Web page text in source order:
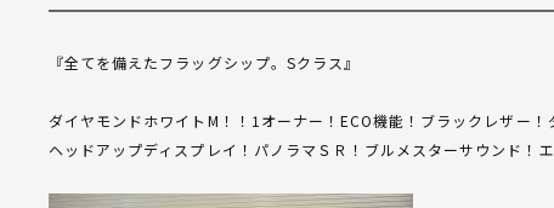
『全てを備えたフラッグシップ。Sクラス』
ダイヤモンドホワイトM！！1オーナー！ECO機能！ブラックレザー
ヘッドアップディスプレイ！パノラマＳＲ！ブルメスターサウンド！